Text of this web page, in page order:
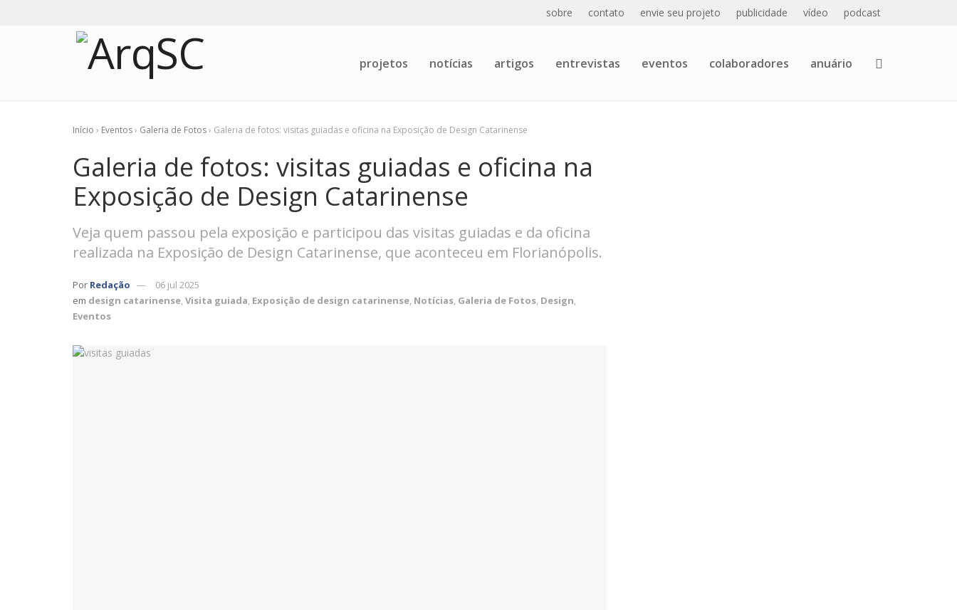
sobre contato envie seu projeto publicidade vídeo podcast
projetos notícias artigos entrevistas eventos colaboradores anuário
Início › Eventos› Galeria de Fotos› Galeria de fotos: visitas guiadas e oficina na Exposição de Design Catarinense
Galeria de fotos: visitas guiadas e oficina na
Exposição de Design Catarinense
Veja quem passou pela exposição e participou das visitas guiadas e da oficina
realizada na Exposição de Design Catarinense, que aconteceu em Florianópolis.
Por Redação
06 jul 2025
em design catarinense Visita guiada Exposição de design catarinense Notícias Galeria de Fotos Design
Eventos